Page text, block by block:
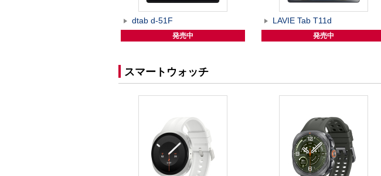
dtab d-51F
発売中
LAVIE Tab T11d
発売中
スマートウォッチ